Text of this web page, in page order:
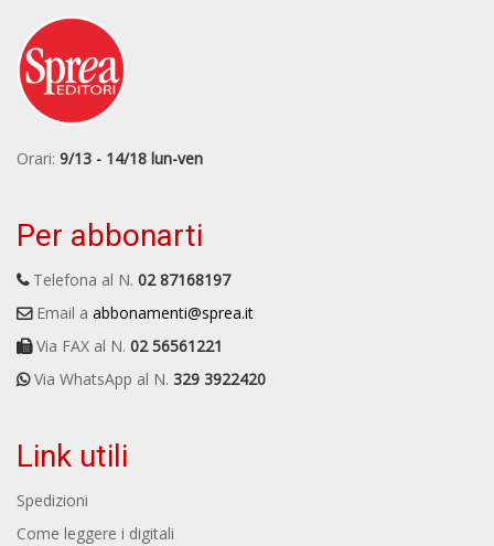
Orari: 9/13 - 14/18 lun-ven
Per abbonarti
Telefona al N. 02 87168197
Email a abbonamenti@sprea.it
Via FAX al N. 02 56561221
Via WhatsApp al N. 329 3922420
Link utili
Spedizioni
Come leggere i digitali